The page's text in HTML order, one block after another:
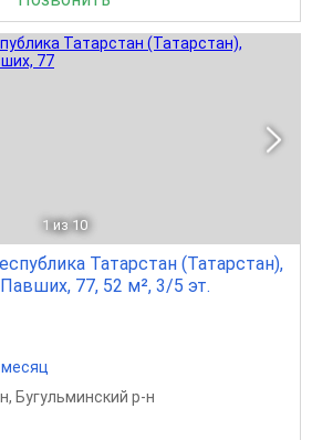
1 из 10
Татарстан (Татарстан),
77, 52 м², 3/5 эт.
месяц
, Бугульминский р-н